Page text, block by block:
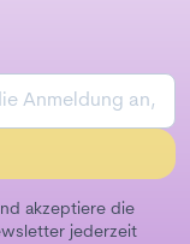
akzeptiere die
jederzeit